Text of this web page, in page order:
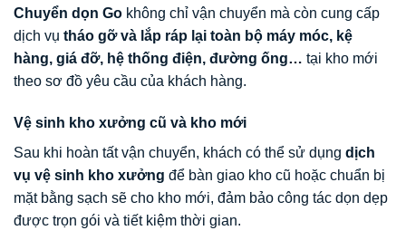
Chuyển dọn Go không chỉ vận chuyển mà còn cung cấp
dịch vụ tháo gỡ và lắp ráp lại toàn bộ máy móc, kệ
hàng, giá đỡ, hệ thống điện, đường ống… tại kho mới
theo sơ đồ yêu cầu của khách hàng.
Vệ sinh kho xưởng cũ và kho mới
Sau khi hoàn tất vận chuyển, khách có thể sử dụng dịch
vụ vệ sinh kho xưởng để bàn giao kho cũ hoặc chuẩn bị
mặt bằng sạch sẽ cho kho mới, đảm bảo công tác dọn dẹp
được trọn gói và tiết kiệm thời gian.